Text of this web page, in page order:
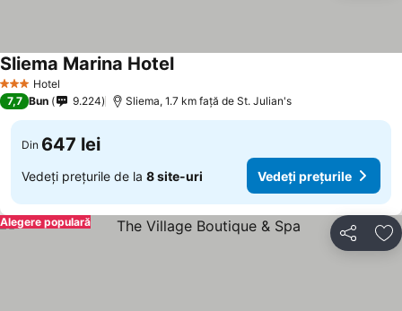
3 SteleHotel
Sliema Marina Hotel
7,7 Bun 9.224 Sliema, 1.7 km faţă de St. Julian's
Din 647 lei
Vedeți prețurile de la 8 site-uri Vedeți prețurile
Distribuiți
Alegere populară